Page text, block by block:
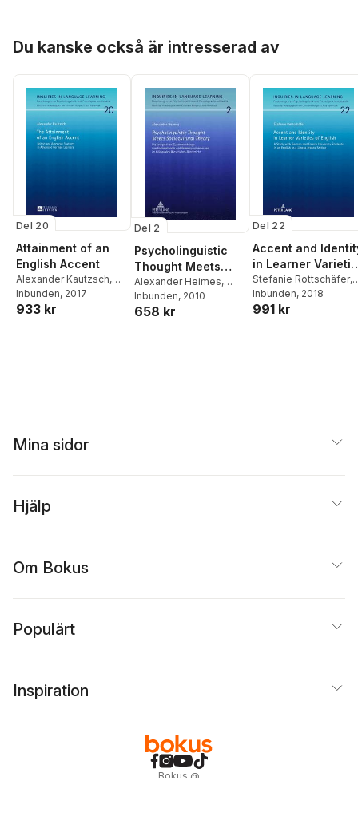
Du kanske också är intresserad av
Del 20
Attainment of an
English Accent
Alexander Kautzsch,
Christiane Bongartz
Inbunden, 2017
933 kr
Del 2
Psycholinguistic
Thought Meets
Sociocultural
Theory
Alexander Heimes,
Christiane Bongartz
Inbunden, 2010
658 kr
Del 22
Accent and
in Learner
of English
Stefanie Rottschäfer,
Jutta Rymarczyk
Inbunden, 2018
991 kr
Mina sidor
Hjälp
Om Bokus
Populärt
Inspiration
Bokus @